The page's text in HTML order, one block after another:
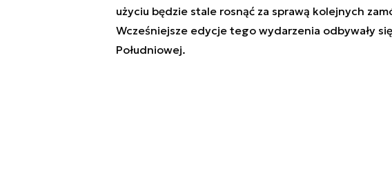
użyciu będzie stale rosnąć za sprawą kolejnych
Wcześniejsze edycje tego wydarzenia odbywały
Południowej.